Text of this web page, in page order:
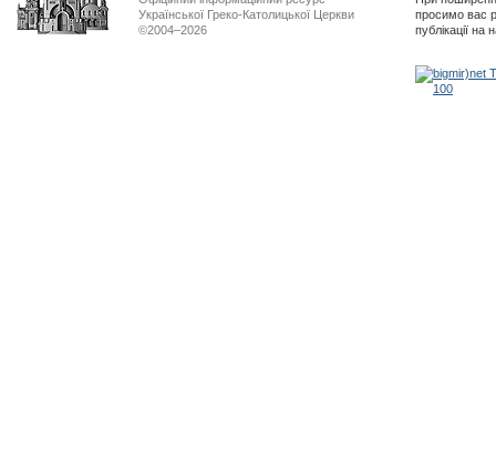
Української Греко-Католицької Церкви
©2004–2026
просимо вас
публікації на